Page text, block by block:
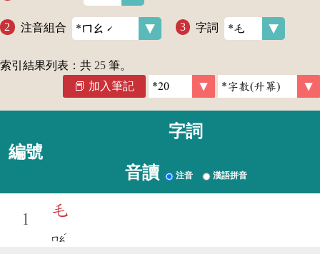
注音組合 字詞
索引結果列表：共 25 筆。
加入筆記
編號
字詞
音讀 注音 漢語拼音
1
毛
ㄇㄠ
ˊ